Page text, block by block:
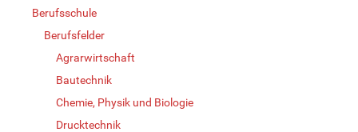
Berufsschule
Berufsfelder
Agrarwirtschaft
Bautechnik
Chemie, Physik und Biologie
Drucktechnik